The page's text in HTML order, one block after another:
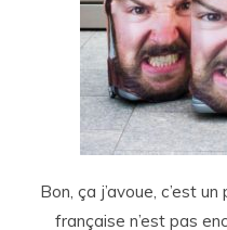
Bon, ça j’avoue, c’est
française n’est pas